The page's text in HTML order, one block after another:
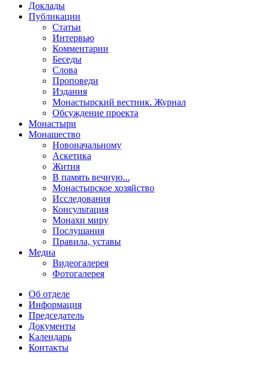
Доклады
Публикации
Статьи
Интервью
Комментарии
Беседы
Слова
Проповеди
Издания
Монастырский вестник. Журнал
Обсуждение проекта
Монастыри
Монашество
Новоначальному
Аскетика
Жития
В память вечную...
Монастырское хозяйство
Исследования
Консультация
Монахи миру
Послушания
Правила, уставы
Медиа
Видеогалерея
Фотогалерея
Об отделе
Информация
Председатель
Документы
Календарь
Контакты